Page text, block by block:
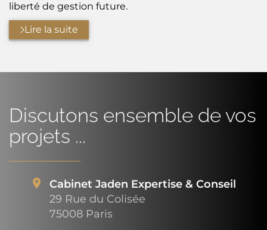
liberté de gestion future.
Lire la suite
Discutons ensemble de vos
projets ...
Cabinet Jaden Expertise & Conseil
29 Rue du Colisée
75008 Paris